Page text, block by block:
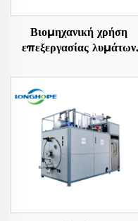
Βιομηχανική χρήση
επεξεργασίας λυμάτων
μηχανή παραγωγής
εξατμιστών